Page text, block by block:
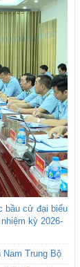
bầu cử đại biểu
kỳ 2026-
Nam Trung Bộ